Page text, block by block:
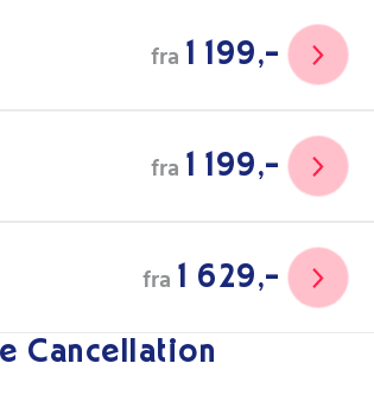
fra 1 199,-
fra 1 199,-
fra 1 629,-
Cancellation